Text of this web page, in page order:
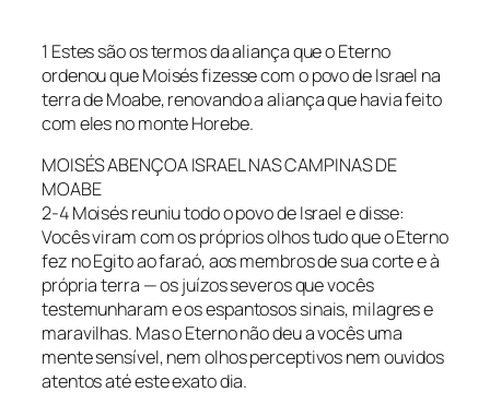
1 Estes são os termos da aliança que o Eterno
ordenou que Moisés fizesse com o povo de Israel na
terra de Moabe, renovando a aliança que havia feito
com eles no monte Horebe.
MOISÉS ABENÇOA ISRAEL NAS CAMPINAS DE
MOABE
2-4 Moisés reuniu todo o povo de Israel e disse:
Vocês viram com os próprios olhos tudo que o Eterno
fez no Egito ao faraó, aos membros de sua corte e à
própria terra — os juízos severos que vocês
testemunharam e os espantosos sinais, milagres e
maravilhas. Mas o Eterno não deu a vocês uma
mente sensível, nem olhos perceptivos nem ouvidos
atentos até este exato dia.